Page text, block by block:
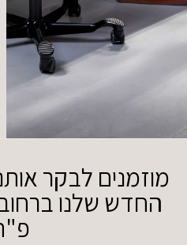
מוזמנים לבקר